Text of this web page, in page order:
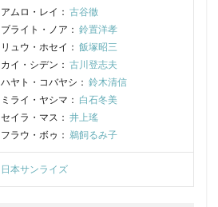
アムロ・レイ： 古谷徹
ブライト・ノア： 鈴置洋孝
リュウ・ホセイ： 飯塚昭三
カイ・シデン： 古川登志夫
ハヤト・コバヤシ： 鈴木清信
ミライ・ヤシマ： 白石冬美
セイラ・マス： 井上瑤
フラウ・ボゥ： 鵜飼るみ子
日本サンライズ